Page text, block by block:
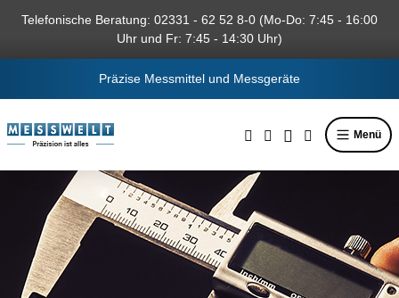
springen
Telefonische Beratung: 02331 - 62 52 8-0 (Mo-Do: 7:45 - 16:00
Uhr und Fr: 7:45 - 14:30 Uhr)
Präzise Messmittel und Messgeräte
Menü